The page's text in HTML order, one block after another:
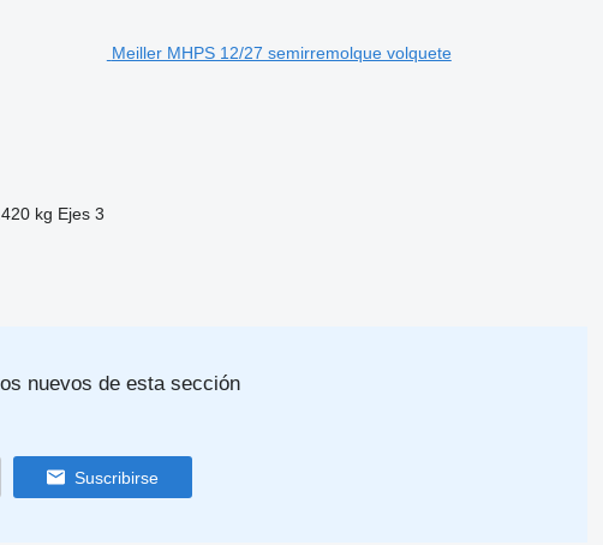
Meiller MHPS 12/27 semirremolque volquete
kg Ejes 3
nuevos de esta sección
Suscribirse